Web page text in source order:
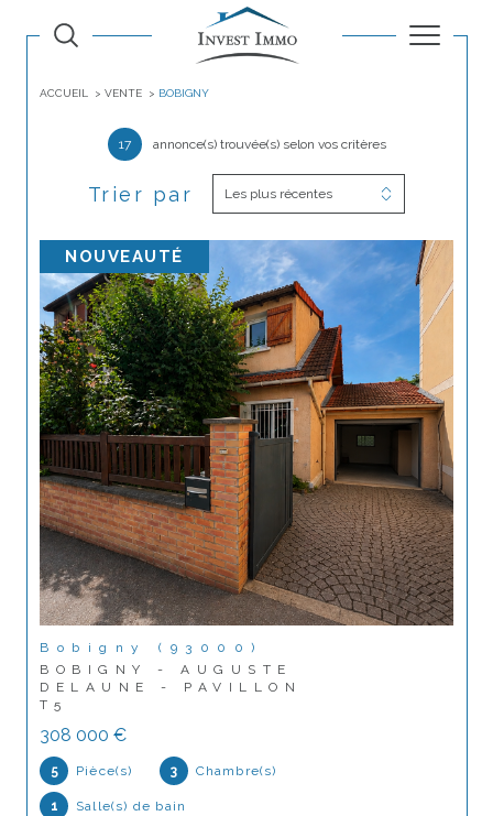
ACCUEIL VENTE BOBIGNY
17 annonce(s) trouvée(s) selon vos critères
Trier par Les plus récentes
NOUVEAUTÉ
Bobigny (93000)
BOBIGNY - AUGUSTE
DELAUNE - PAVILLON
T5
308 000 €
5 Pièce(s) 3 Chambre(s)
1 Salle(s) de bain